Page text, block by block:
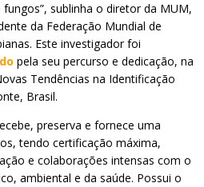
sublinha o diretor da MUM,
da Federação Mundial de
Este investigador foi
pela seu percurso e dedicação, na
Tendências na Identificação
Brasil.
preserva e fornece uma
tendo certificação máxima,
e colaborações intensas com o
ambiental e da saúde. Possui o